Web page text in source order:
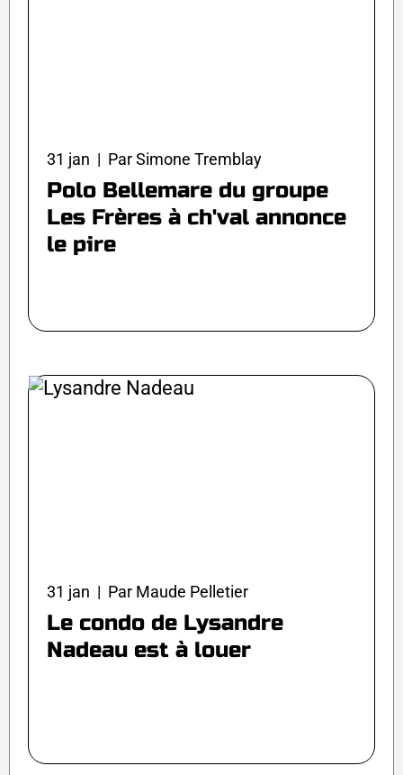
31 jan | Par Simone Tremblay
Polo Bellemare du groupe
Les Frères à ch'val annonce
le pire
31 jan | Par Maude Pelletier
Le condo de Lysandre
Nadeau est à louer